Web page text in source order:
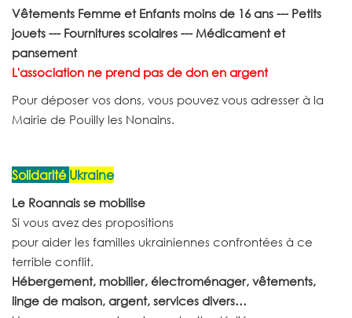
Vêtements Femme et Enfants moins de 16 ans --- Petits
jouets --- Fournitures scolaires --- Médicament et
pansement
L'association ne prend pas de don en argent
Pour déposer vos dons, vous pouvez vous adresser à la
Mairie de Pouilly les Nonains.
SolidaritéUkraine
Le Roannais se mobilise
Si vous avez des propositions
pour aider les familles ukrainiennes confrontées à ce
terrible conflit.
Hébergement, mobilier, électroménager, vêtements,
linge de maison, argent, services divers…